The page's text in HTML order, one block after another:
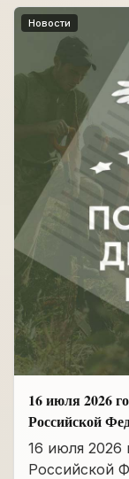
Новости
16 июля 2026
Российской
«Сохранение
16 июля 2026
Российской